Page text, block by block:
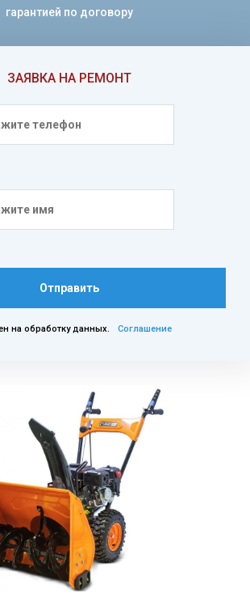
ЗАЯВКА НА РЕМОНТ
Отправить
на обработку данных. Соглашение
гарантией по договору